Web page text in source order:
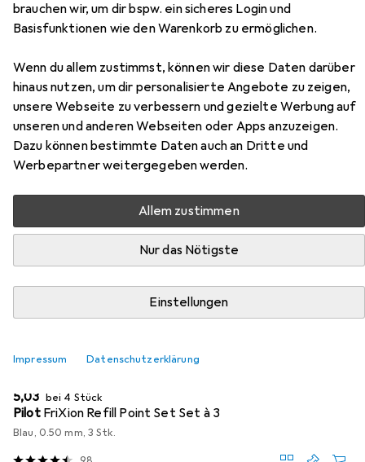
brauchen wir, um dir bspw. ein sicheres Login und
Basisfunktionen wie den Warenkorb zu ermöglichen.
Wenn du allem zustimmst, können wir diese Daten darüber
hinaus nutzen, um dir personalisierte Angebote zu zeigen,
unsere Webseite zu verbessern und gezielte Werbung auf
unseren und anderen Webseiten oder Apps anzuzeigen.
Dazu können bestimmte Daten auch an Dritte und
Werbepartner weitergegeben werden.
Allem zustimmen
Nur das Nötigste
Einstellungen
Impressum Datenschutzerklärung
Zubehör für Pilot FriXion Point
Clicker
Hier findest du passendes Zubehör zum Produkt Pilot
FriXion Point Clicker aus den Kategorien Ersatzpatronen
+ Tintenfass, Heft + Block und Etui.
Ersatzpatronen + Tintenfass
EUR
5,03 bei 4 Stück
Pilot FriXion Refill Point Set Set à 3
Blau, 0.50 mm, 3 Stk.